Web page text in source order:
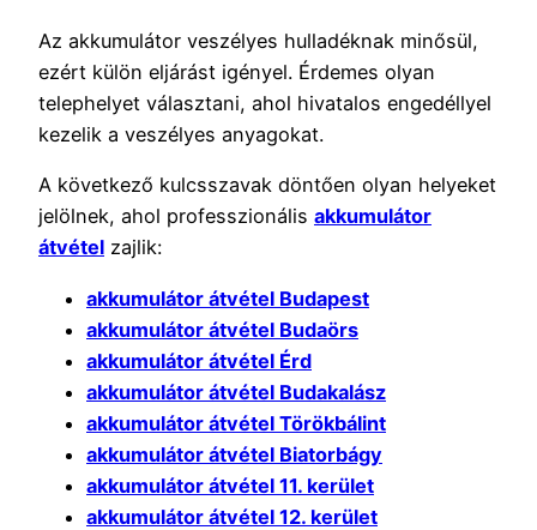
Az akkumulátor veszélyes hulladéknak minősül,
ezért külön eljárást igényel. Érdemes olyan
telephelyet választani, ahol hivatalos engedéllyel
kezelik a veszélyes anyagokat.
A következő kulcsszavak döntően olyan helyeket
jelölnek, ahol professzionális akkumulátor
átvétel zajlik:
akkumulátor átvétel Budapest
akkumulátor átvétel Budaörs
akkumulátor átvétel Érd
akkumulátor átvétel Budakalász
akkumulátor átvétel Törökbálint
akkumulátor átvétel Biatorbágy
akkumulátor átvétel 11. kerület
akkumulátor átvétel 12. kerület